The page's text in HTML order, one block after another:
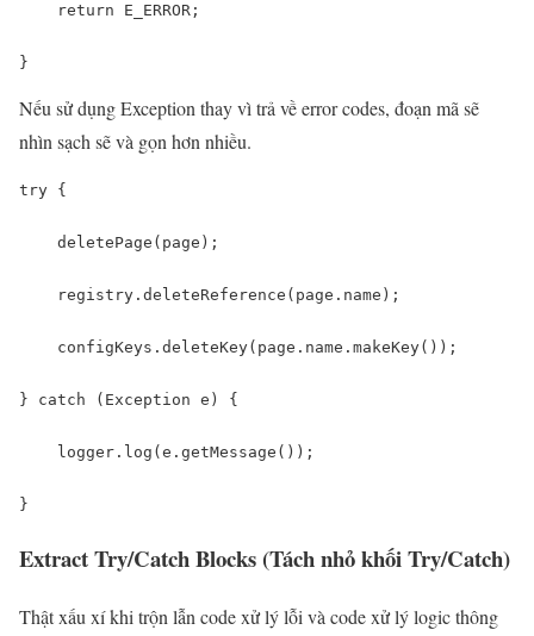
return E_ERROR;
}
Nếu sử dụng Exception thay vì trả về error codes, đoạn mã sẽ
nhìn sạch sẽ và gọn hơn nhiều.
try {
deletePage(page);
registry.deleteReference(page.name);
configKeys.deleteKey(page.name.makeKey());
} catch (Exception e) {
logger.log(e.getMessage());
}
Extract Try/Catch Blocks (Tách nhỏ khối Try/Catch)
Thật xấu xí khi trộn lẫn code xử lý lỗi và code xử lý logic thông